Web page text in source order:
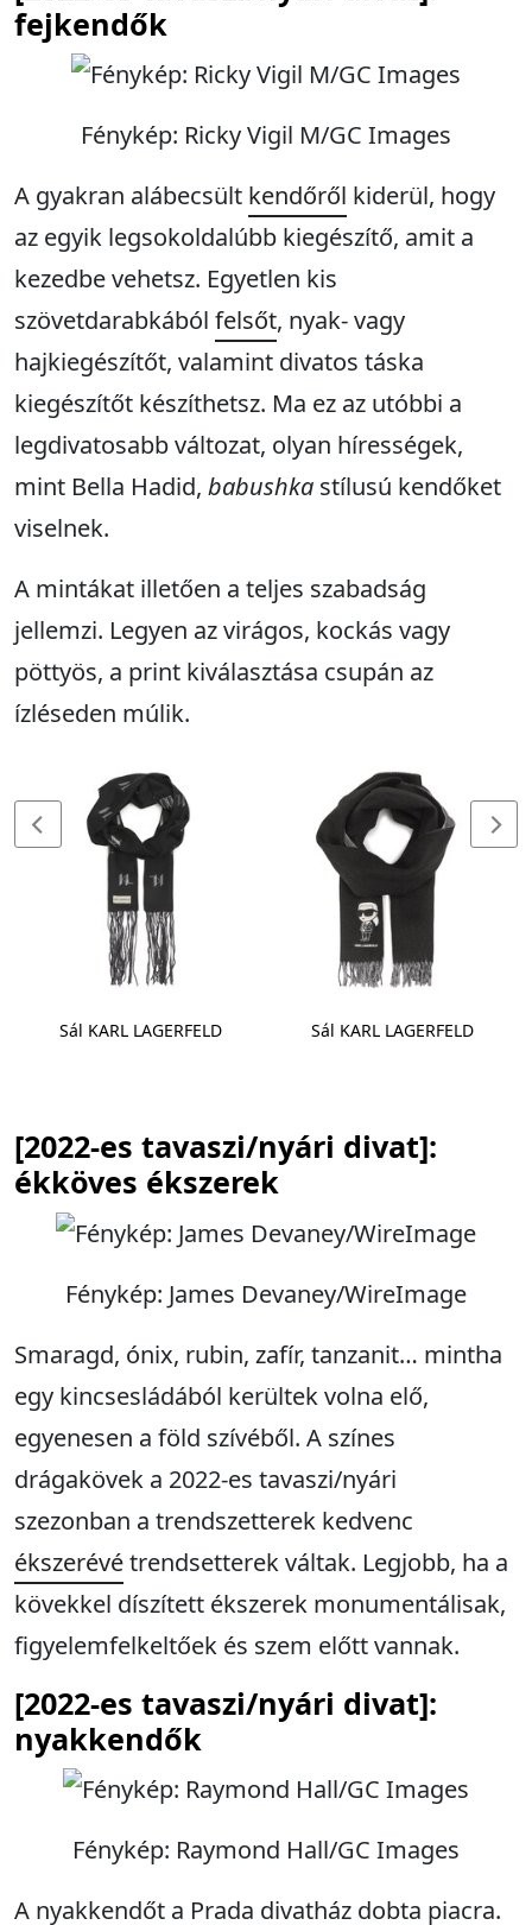
fejkendők
Fénykép: Ricky Vigil M/GC Images
A gyakran alábecsült kendőről kiderül, hogy
az egyik legsokoldalúbb kiegészítő, amit a
kezedbe vehetsz. Egyetlen kis
szövetdarabkából felsőt, nyak- vagy
hajkiegészítőt, valamint divatos táska
kiegészítőt készíthetsz. Ma ez az utóbbi a
legdivatosabb változat, olyan hírességek,
mint Bella Hadid, babushka stílusú kendőket
viselnek.
A mintákat illetően a teljes szabadság
jellemzi. Legyen az virágos, kockás vagy
pöttyös, a print kiválasztása csupán az
ízléseden múlik.
Sál KARL LAGERFELD Sál KARL LAGERFELD
[2022-es tavaszi/nyári divat]:
ékköves ékszerek
Fénykép: James Devaney/WireImage
Smaragd, ónix, rubin, zafír, tanzanit… mintha
egy kincsesládából kerültek volna elő,
egyenesen a föld szívéből. A színes
drágakövek a 2022-es tavaszi/nyári
szezonban a trendszetterek kedvenc
ékszerévétrendsetterek váltak. Legjobb, ha a
kövekkel díszített ékszerek monumentálisak,
figyelemfelkeltőek és szem előtt vannak.
[2022-es tavaszi/nyári divat]:
nyakkendők
Fénykép: Raymond Hall/GC Images
A nyakkendőt a Prada divatház dobta piacra.